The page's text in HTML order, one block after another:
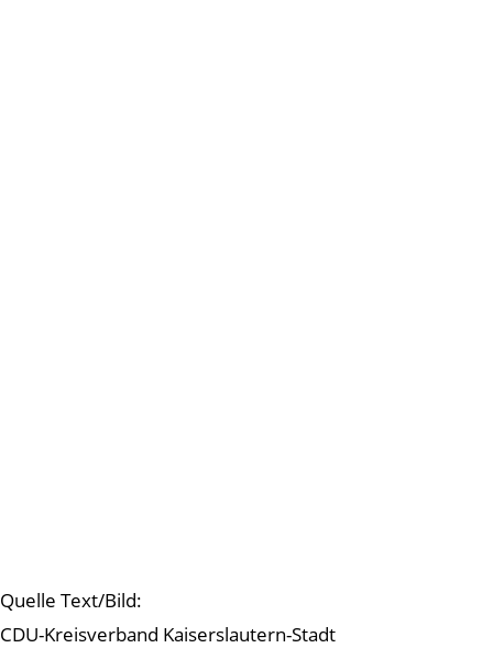
Quelle Text/Bild:
CDU-Kreisverband Kaiserslautern-Stadt